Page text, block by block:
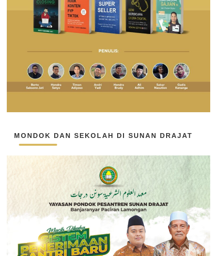
MONDOK DAN SEKOLAH DI SUNAN DRAJAT